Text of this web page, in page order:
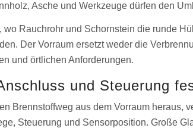
Asche und Werkzeuge dürfen den
wo Rauchrohr und Schornstein die runde
Der Vorraum ersetzt weder die
und örtlichen Anforderungen.
und Steuerung
Brennstoffweg aus dem Vorraum
Steuerung und Sensorposition. Große